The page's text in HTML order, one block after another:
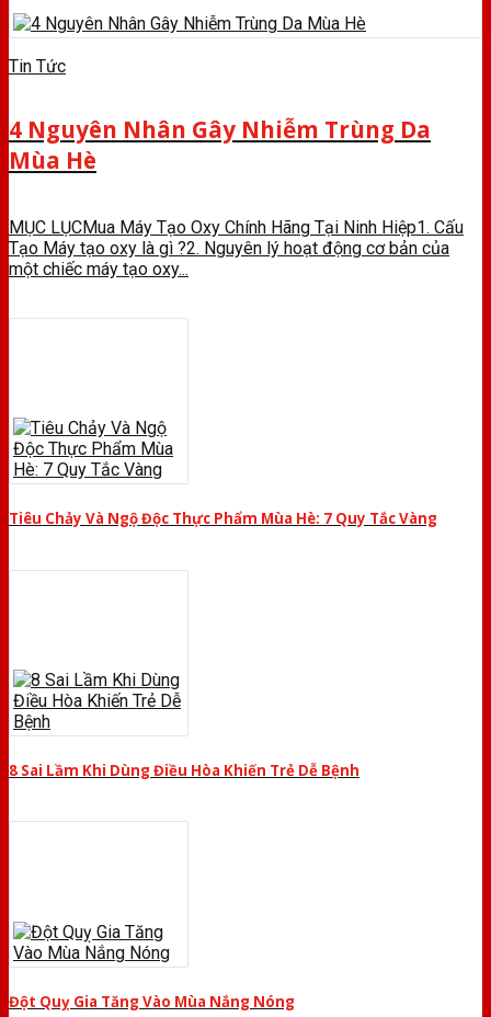
Tin Tức
4 Nguyên Nhân Gây Nhiễm Trùng Da
Mùa Hè
MỤC LỤCMua Máy Tạo Oxy Chính Hãng Tại Ninh Hiệp1. Cấu
Tạo Máy tạo oxy là gì ?2. Nguyên lý hoạt động cơ bản của
một chiếc máy tạo oxy...
Tiêu Chảy Và Ngộ Độc Thực Phẩm Mùa Hè: 7 Quy Tắc Vàng
8 Sai Lầm Khi Dùng Điều Hòa Khiến Trẻ Dễ Bệnh
Đột Quỵ Gia Tăng Vào Mùa Nắng Nóng